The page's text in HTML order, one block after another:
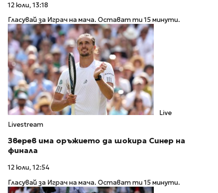
12 юли, 13:18
Гласувай за Играч на мача. Остават ти 15 минути.
Live
Livestream
Зверев има оръжието да шокира Синер на
финала
12 юли, 12:54
Гласувай за Играч на мача. Остават ти 15 минути.